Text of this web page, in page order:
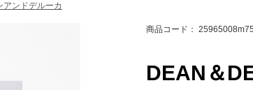
アンドデルーカ
商品コード：
DEAN＆